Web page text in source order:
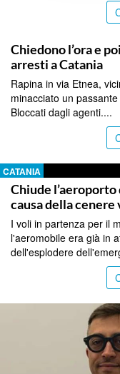
Chiedono l’ora e
arresti a Catania
Rapina in via Etnea,
minacciato un
Bloccati dagli agenti....
CATANIA
Chiude
causa della cenere
I voli in partenza per il
l'aeromobile era già in
dell'esplodere